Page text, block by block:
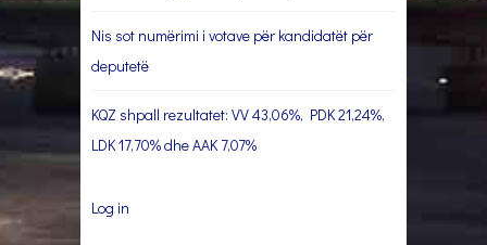
Nis sot numërimi i votave për kandidatët për
deputetë
KQZ shpall rezultatet: VV 43,06%, PDK 21,24%,
LDK 17,70% dhe AAK 7,07%
Log in